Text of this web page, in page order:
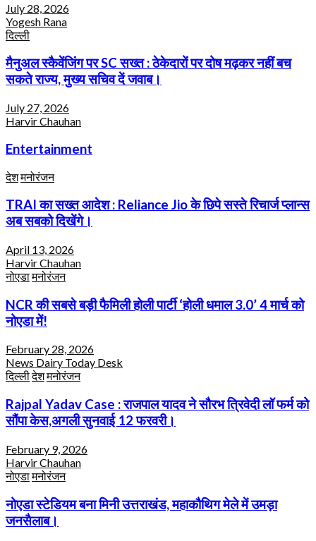
July 28, 2026
Yogesh Rana
दिल्ली
मैनुअल स्कैवेंजिंग पर SC सख्त : ठेकेदारों पर दोष मढ़कर नहीं बच
सकते राज्य, मुख्य सचिव दें जवाब।
July 27, 2026
Harvir Chauhan
Entertainment
देशमनोरंजन
TRAI का सख्त आदेश : Reliance Jio के छिपे सस्ते रिचार्ज प्लान्स
अब सबको दिखेंगे।
April 13, 2026
Harvir Chauhan
नोएडामनोरंजन
NCR की सबसे बड़ी फैमिली होली पार्टी ‘होली धमाल 3.0’ 4 मार्च को
नोएडा में!
February 28, 2026
News Dairy Today Desk
दिल्लीदेशमनोरंजन
Rajpal Yadav Case : राजपाल यादव ने सौरभ त्रिवेदी लॉ फर्म को
सौंपा केस,अगली सुनवाई 12 फरवरी।
February 9, 2026
Harvir Chauhan
नोएडामनोरंजन
नोएडा स्टेडियम बना मिनी उत्तराखंड, महाकौथिग मेले में उमड़ा
जनसैलाब।